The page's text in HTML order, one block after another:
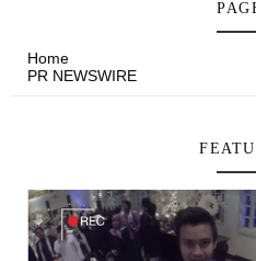
Home
PR NEWSWIRE